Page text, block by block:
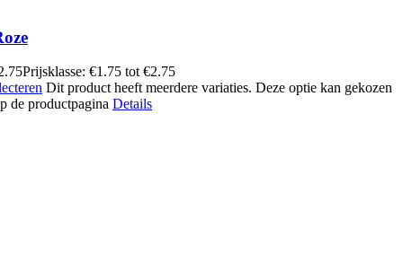
Prijsklasse: €1.75 tot €2.75
Dit product heeft meerdere variaties. Deze optie kan gekozen
de productpagina Details